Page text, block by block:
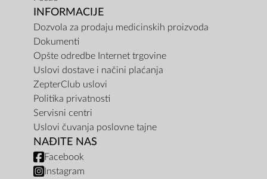
INFORMACIJE
Dozvola za prodaju medicinskih proizvoda
Dokumenti
Opšte odredbe Internet trgovine
Uslovi dostave i načini plaćanja
ZepterClub uslovi
Politika privatnosti
Servisni centri
Uslovi čuvanja poslovne tajne
NAĐITE NAS
Facebook
Instagram